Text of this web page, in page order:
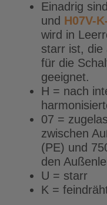
Einadrig
und H07V-
wird in
starr ist, die
für die
geeignet.
H = nach
07 =
zwischen
(PE) und
den
U = starr
K =